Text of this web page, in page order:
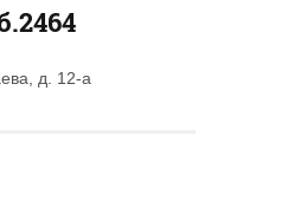
д. 12-а